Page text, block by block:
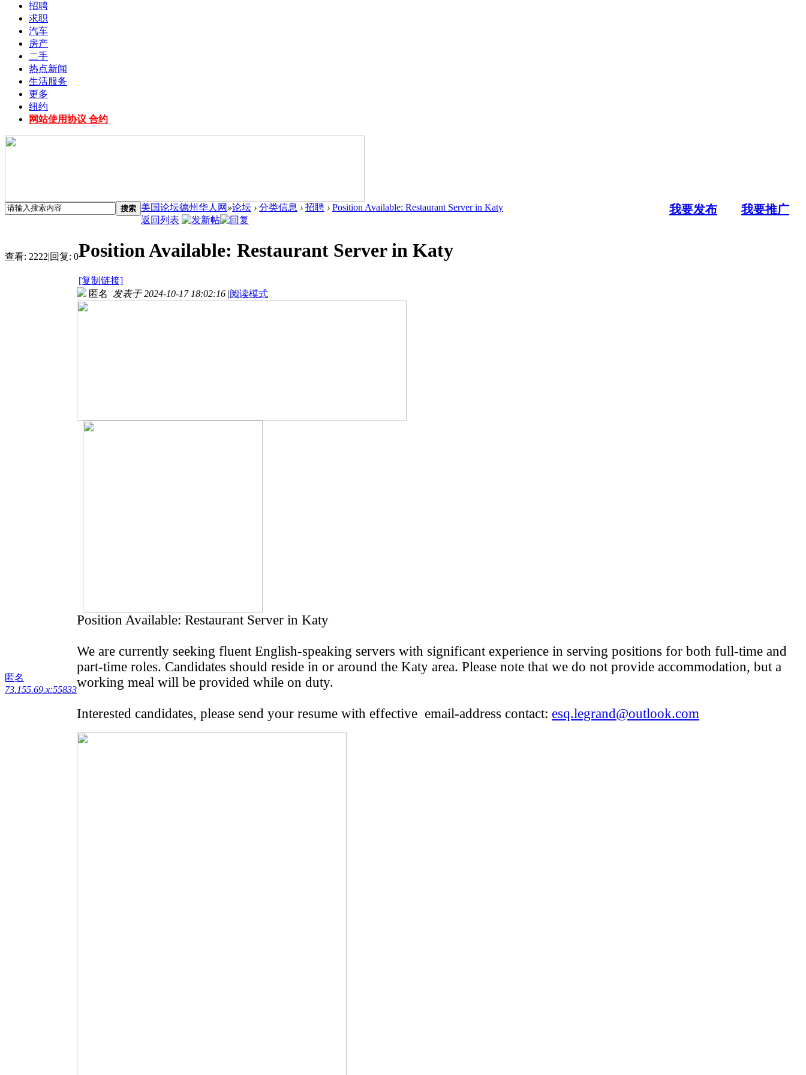
招聘
求职
汽车
房产
二手
热点新闻
生活服务
更多
纽约
网站使用协议 合约
搜索 我要发布 我要推广
美国论坛德州华人网 »论坛 › 分类信息 › 招聘 › Position Available: Restaurant Server in Katy
返回列表
查看: 2222|回复: 0Position Available: Restaurant Server in Katy
[复制链接]
匿名
73.155.69.x:55833
匿名 发表于 2024-10-17 18:02:16 |阅读模式
Position Available: Restaurant Server in Katy
We are currently seeking fluent English-speaking servers with significant experience in serving positions for both full-time and
part-time roles. Candidates should reside in or around the Katy area. Please note that we do not provide accommodation, but a
working meal will be provided while on duty.
Interested candidates, please send your resume with effective email-address contact: esq.legrand@outlook.com